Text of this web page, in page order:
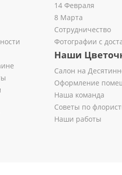
14 Февраля
8 Марта
Сотрудничество
Фотографии с
Наши
Салон на
Оформление
Наша команда
Советы по
Наши работы